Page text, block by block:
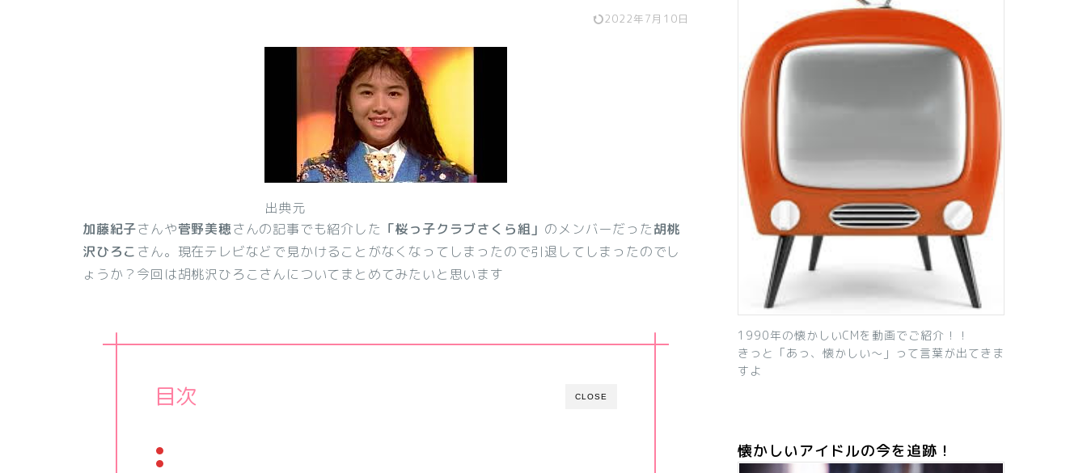
2022年7月10日
出典元
加藤紀子さんや菅野美穂さんの記事でも紹介した 「桜っ子クラブさくら組」 のメンバーだった胡桃
沢ひろこ さん。現在テレビなどで見かけることがなくなってしまったので引退してしまったのでし
ょうか？今回は胡桃沢ひろこさんについてまとめてみたいと思います
CLOSE
目次
1990年の懐かしいCMを動画でご紹介！！
きっと「あっ、懐かしい～」って言葉が出てきま
すよ
懐かしいアイドルの今を追跡！